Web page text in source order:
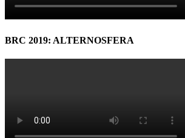
BRC 2019: ALTERNOSFERA